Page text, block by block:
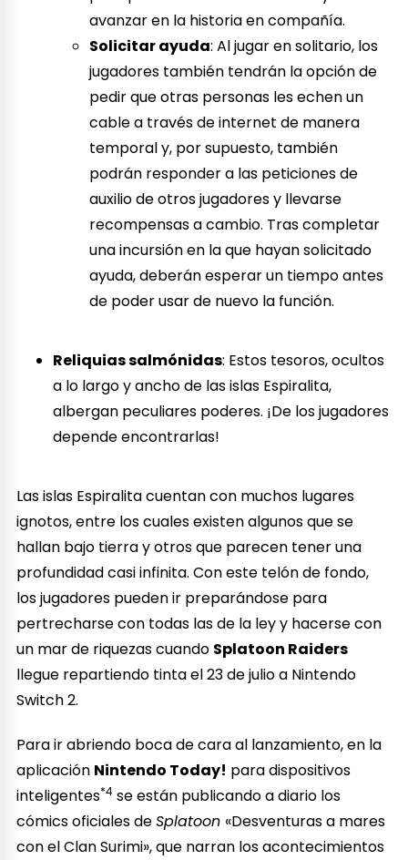
avanzar en la historia en compañía.
Solicitar ayuda: Al jugar en solitario, los
jugadores también tendrán la opción de
pedir que otras personas les echen un
cable a través de internet de manera
temporal y, por supuesto, también
podrán responder a las peticiones de
auxilio de otros jugadores y llevarse
recompensas a cambio. Tras completar
una incursión en la que hayan solicitado
ayuda, deberán esperar un tiempo antes
de poder usar de nuevo la función.
Reliquias salmónidas: Estos tesoros, ocultos
a lo largo y ancho de las islas Espiralita,
albergan peculiares poderes. ¡De los jugadores
depende encontrarlas!
Las islas Espiralita cuentan con muchos lugares
ignotos, entre los cuales existen algunos que se
hallan bajo tierra y otros que parecen tener una
profundidad casi infinita. Con este telón de fondo,
los jugadores pueden ir preparándose para
pertrecharse con todas las de la ley y hacerse con
un mar de riquezas cuando Splatoon Raiders
llegue repartiendo tinta el 23 de julio a Nintendo
Switch 2.
Para ir abriendo boca de cara al lanzamiento, en la
aplicación Nintendo Today! para dispositivos
inteligentes*4 se están publicando a diario los
cómics oficiales deSplatoon «Desventuras a mares
con el Clan Surimi», que narran los acontecimientos